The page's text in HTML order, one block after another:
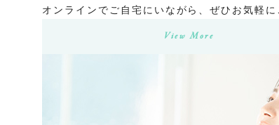
オンラインでご自宅にいながら、ぜひお気軽に
View More